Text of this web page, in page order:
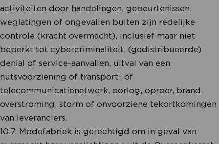
activiteiten door handelingen, gebeurtenissen,
weglatingen of ongevallen buiten zijn redelijke
controle (kracht overmacht), inclusief maar niet
beperkt tot cybercriminaliteit, (gedistribueerde)
denial of service-aanvallen, uitval van een
nutsvoorziening of transport- of
telecommunicatienetwerk, oorlog, oproer, brand,
overstroming, storm of onvoorziene tekortkomingen
van leveranciers.
10.7. Modefabriek is gerechtigd om in geval van